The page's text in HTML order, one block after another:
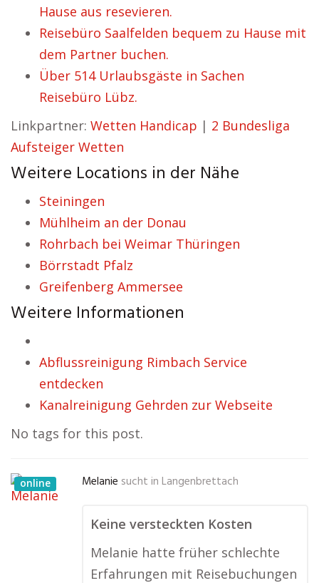
Hause aus resevieren.
Reisebüro Saalfelden bequem zu Hause mit
dem Partner buchen.
Über 514 Urlaubsgäste in Sachen
Reisebüro Lübz.
Linkpartner: Wetten Handicap | 2 Bundesliga
Aufsteiger Wetten
Weitere Locations in der Nähe
Steiningen
Mühlheim an der Donau
Rohrbach bei Weimar Thüringen
Börrstadt Pfalz
Greifenberg Ammersee
Weitere Informationen
Abflussreinigung Rimbach Service
entdecken
Kanalreinigung Gehrden zur Webseite
No tags for this post.
online Melanie sucht in Langenbrettach
Keine versteckten Kosten
Melanie hatte früher schlechte
Erfahrungen mit Reisebuchungen